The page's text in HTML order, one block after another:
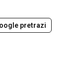
pretrazi